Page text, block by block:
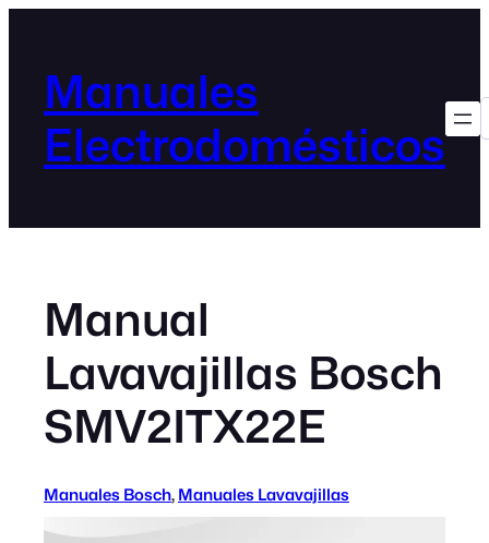
Manuales
Electrodomésticos
Manual
Lavavajillas Bosch
SMV2ITX22E
Manuales Bosch, Manuales Lavavajillas